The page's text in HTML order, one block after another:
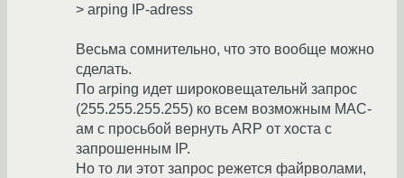
> arping IP-adress
Весьма сомнительно, что это вообще можно
сделать.
По arping идет широковещательнй запрос
(255.255.255.255) ко всем возможным MAC-
ам с просьбой вернуть ARP от хоста с
запрошенным IP.
Но то ли этот запрос режется файрволами,